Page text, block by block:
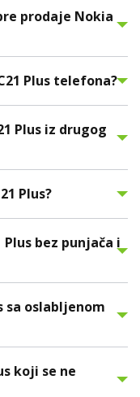
prodaje Nokia
Plus telefona?
Plus iz drugog
Plus?
bez punjača i
sa oslabljenom
koji se ne